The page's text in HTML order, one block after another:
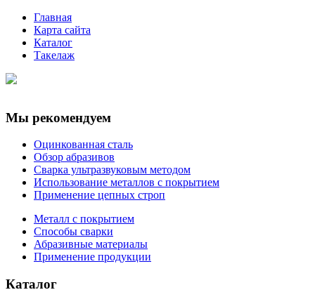
Главная
Карта сайта
Каталог
Такелаж
Мы рекомендуем
Оцинкованная сталь
Обзор абразивов
Сварка ультразвуковым методом
Использование металлов с покрытием
Применение цепных строп
Металл с покрытием
Способы сварки
Абразивные материалы
Применение продукции
Каталог